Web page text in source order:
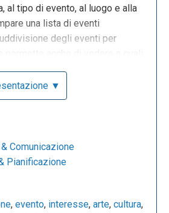
al tipo di evento, al luogo e alla
una lista di eventi
degli eventi per
gli amici di Facebook. In alto a
tasti tra cui “crea un
▼
Comunicazione
Pianificazione
, evento, interesse, arte, cultura,